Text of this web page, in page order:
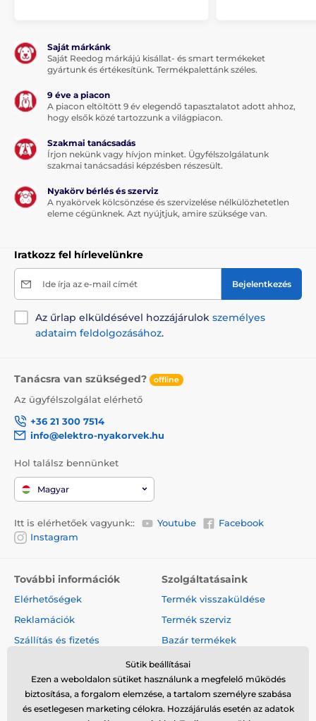
Saját márkánk
Saját Reedog márkájú kisállat- és smart termékeket
gyártunk és értékesítünk. Termékpalettánk széles.
9 éve a piacon
A piacon eltöltött 9 év elegendő tapasztalatot adott ahhoz,
hogy elsők közé tartozzunk a világpiacon.
Szakmai tanácsadás
Írjon nekünk vagy hívjon minket. Ügyfélszolgálatunk
szakmai tanácsadási képzésben részesült.
Nyakörv bérlés és szerviz
A nyakörvek kölcsönzése és szervizelése nélkülözhetetlen
eleme cégünknek. Azt nyújtjuk, amire szüksége van.
Iratkozz fel hírlevelünkre
Ide írja az e-mail címét Bejelentkezés
Az űrlap elküldésével hozzájárulok személyes
adataim feldolgozásához.
Tanácsra van szükséged? offline
Az ügyfélszolgálat elérhető
+36 21 300 7514
info@elektro-nyakorvek.hu
Hol találsz bennünket
Magyar
Itt is elérhetőek vagyunk:: Youtube
Facebook
Instagram
További információk
Elérhetőségek
Reklamációk
Szállítás és fizetés
Szerződési feltételek
Szolgáltatásaink
Termék visszaküldése
Termék szerviz
Bazár termékek
Nagykereskedelem
Cikkek és hírek
Vélemények és értékelések
Sütik beállításai
Ezen a weboldalon sütiket használunk a megfelelő működés
biztosítása, a forgalom elemzése, a tartalom személyre szabása
és esetlegesen marketing célokra. Hozzájárulás esetén az adatok